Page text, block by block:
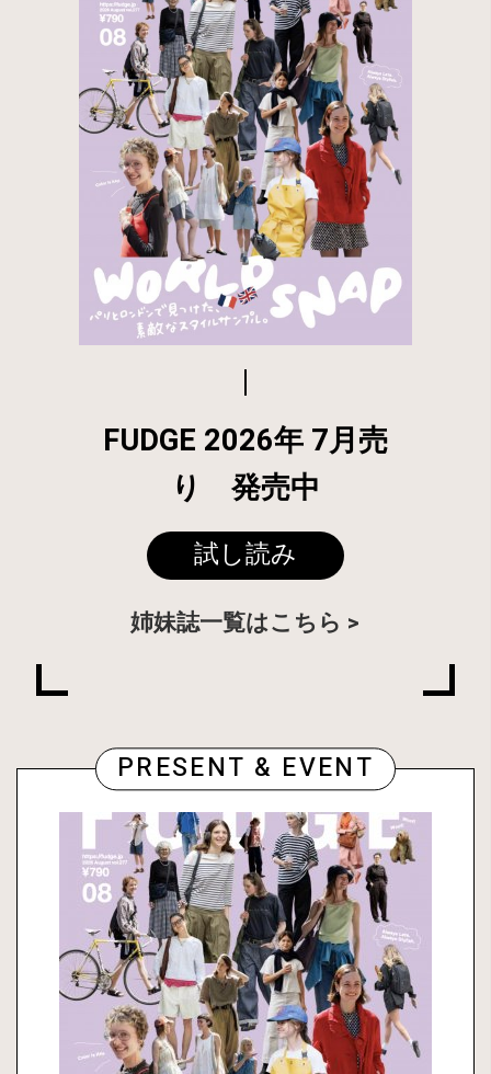
FUDGE 2026年 7月売
り 発売中
試し読み
姉妹誌一覧はこちら
PRESENT & EVENT